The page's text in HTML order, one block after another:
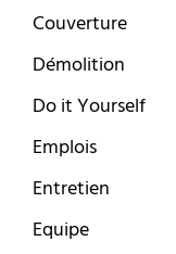
Couverture
Démolition
Do it Yourself
Emplois
Entretien
Equipe